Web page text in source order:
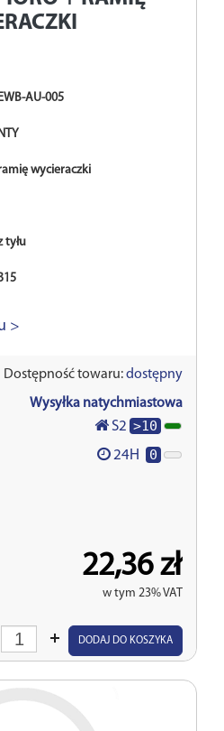
AU-005
wycieraczki
tyłu
>
Dostępność towaru:dostępny
Wysyłka natychmiastowa
S2 >10
24H 0
22,36 zł
w tym 23% VAT
DODAJ DO KOSZYKA